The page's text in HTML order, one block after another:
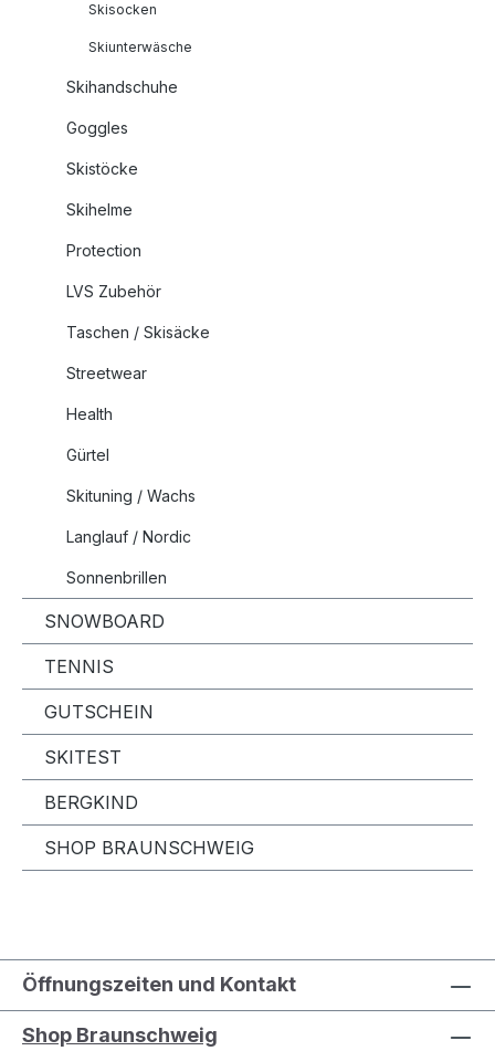
Skisocken
Skiunterwäsche
Skihandschuhe
Goggles
Skistöcke
Skihelme
Protection
LVS Zubehör
Taschen / Skisäcke
Streetwear
Health
Gürtel
Skituning / Wachs
Langlauf / Nordic
Sonnenbrillen
SNOWBOARD
TENNIS
GUTSCHEIN
SKITEST
BERGKIND
SHOP BRAUNSCHWEIG
Öffnungszeiten und Kontakt
Shop Braunschweig